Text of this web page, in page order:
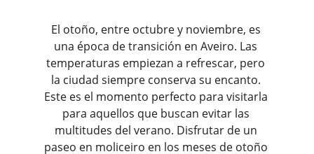
El otoño, entre octubre y noviembre, es
una época de transición en Aveiro. Las
temperaturas empiezan a refrescar, pero
la ciudad siempre conserva su encanto.
Este es el momento perfecto para visitarla
para aquellos que buscan evitar las
multitudes del verano. Disfrutar de un
paseo en moliceiro en los meses de otoño